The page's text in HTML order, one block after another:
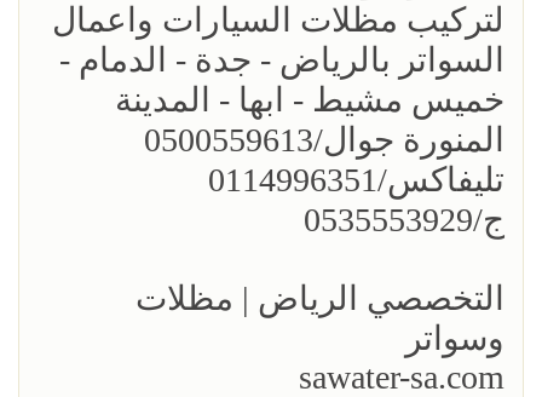
لتركيب مظلات السيارات واعمال
السواتر بالرياض - جدة - الدمام -
خميس مشيط - ابها - المدينة
المنورة جوال/0500559613
تليفاكس/0114996351
ج/0535553929
التخصصي الرياض | مظلات
وسواتر
sawater-sa.com